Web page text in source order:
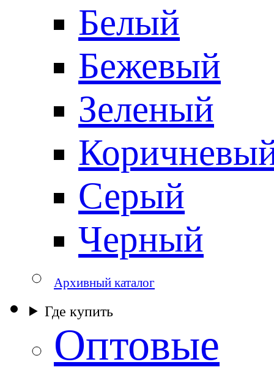
Белый
Бежевый
Зеленый
Серый
Черный
Архивный каталог
Где купить
Оптовые